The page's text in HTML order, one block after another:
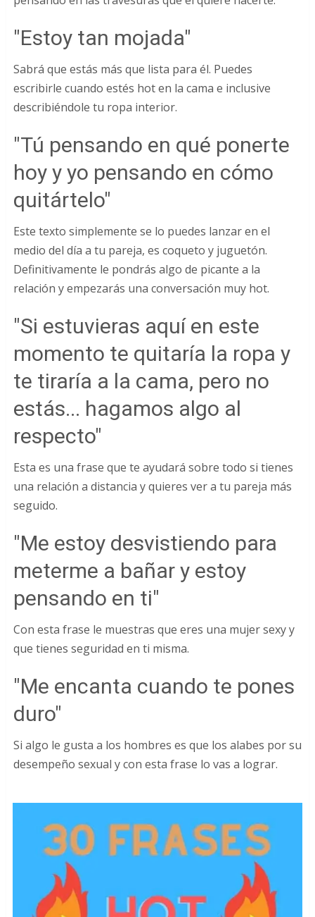
"Estoy tan mojada"
Sabrá que estás más que lista para él. Puedes
escribirle cuando estés hot en la cama e inclusive
describiéndole tu ropa interior.
"Tú pensando en qué ponerte
hoy y yo pensando en cómo
quitártelo"
Este texto simplemente se lo puedes lanzar en el
medio del día a tu pareja, es coqueto y juguetón.
Definitivamente le pondrás algo de picante a la
relación y empezarás una conversación muy hot.
"Si estuvieras aquí en este
momento te quitaría la ropa y
te tiraría a la cama, pero no
estás... hagamos algo al
respecto"
Esta es una frase que te ayudará sobre todo si tienes
una relación a distancia y quieres ver a tu pareja más
seguido.
"Me estoy desvistiendo para
meterme a bañar y estoy
pensando en ti"
Con esta frase le muestras que eres una mujer sexy y
que tienes seguridad en ti misma.
"Me encanta cuando te pones
duro"
Si algo le gusta a los hombres es que los alabes por su
desempeño sexual y con esta frase lo vas a lograr.